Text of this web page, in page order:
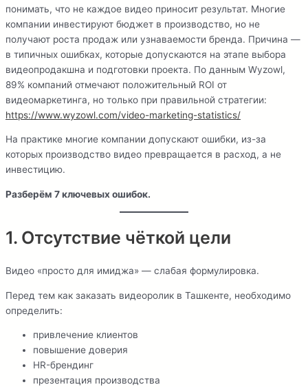
понимать, что не каждое видео приносит результат. Многие
компании инвестируют бюджет в производство, но не
получают роста продаж или узнаваемости бренда. Причина —
в типичных ошибках, которые допускаются на этапе выбора
видеопродакшна и подготовки проекта. По данным Wyzowl,
89% компаний отмечают положительный ROI от
видеомаркетинга, но только при правильной стратегии:
https://www.wyzowl.com/video-marketing-statistics/
На практике многие компании допускают ошибки, из-за
которых производство видео превращается в расход, а не
инвестицию.
Разберём 7 ключевых ошибок.
1. Отсутствие чёткой цели
Видео «просто для имиджа» — слабая формулировка.
Перед тем как заказать видеоролик в Ташкенте, необходимо
определить:
привлечение клиентов
повышение доверия
HR-брендинг
презентация производства